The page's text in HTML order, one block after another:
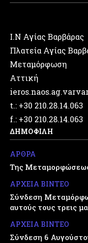
Ι.Ν Αγίας Βαρβάρας
Πλατεία Αγίας
Μεταμόρφωση
Αττική
t.: +30 210.28.14.063
f.: +30 210.28.14.063
ΔΗΜΟΦΙΛΗ
ΑΡΘΡΑ
Της
ΑΡΧΕΙΑ ΒΙΝΤΕΟ
Σύνδεση
αυτούς τους τρεις
ΑΡΧΕΙΑ ΒΙΝΤΕΟ
Σύνδεση 6